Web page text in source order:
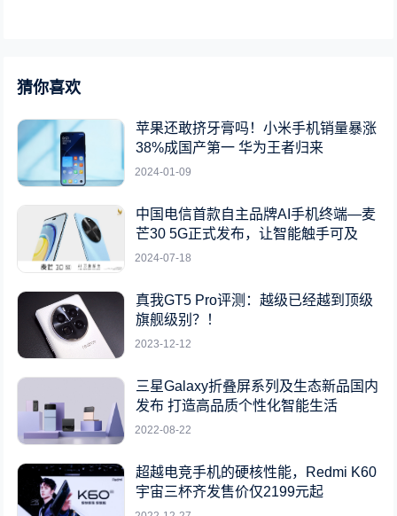
猜你喜欢
苹果还敢挤牙膏吗！小米手机销量暴涨
38%成国产第一 华为王者归来
2024-01-09
中国电信首款自主品牌AI手机终端—麦
芒30 5G正式发布，让智能触手可及
2024-07-18
真我GT5 Pro评测：越级已经越到顶级
旗舰级别？！
2023-12-12
三星Galaxy折叠屏系列及生态新品国内
发布 打造高品质个性化智能生活
2022-08-22
超越电竞手机的硬核性能，Redmi K60
宇宙三杯齐发售价仅2199元起